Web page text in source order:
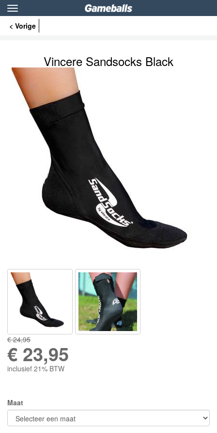
Toggle
navigation
< Vorige
Vincere Sandsocks Black
€ 24,95
€ 23,95
inclusief 21% BTW
Maat